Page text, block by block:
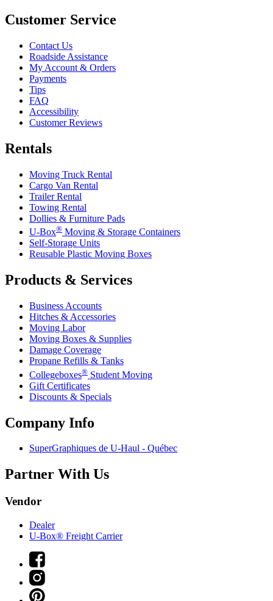
Customer Service
Contact Us
Roadside Assistance
My Account & Orders
Payments
Tips
FAQ
Accessibility
Customer Reviews
Rentals
Moving Truck Rental
Cargo Van Rental
Trailer Rental
Towing Rental
Dollies & Furniture Pads
U-Box® Moving & Storage Containers
Self-Storage Units
Reusable Plastic Moving Boxes
Products & Services
Business Accounts
Hitches & Accessories
Moving Labor
Moving Boxes & Supplies
Damage Coverage
Propane Refills & Tanks
Collegeboxes® Student Moving
Gift Certificates
Discounts & Specials
Company Info
SuperGraphiques de U-Haul - Québec
Partner With Us
Vendor
Dealer
U-Box® Freight Carrier